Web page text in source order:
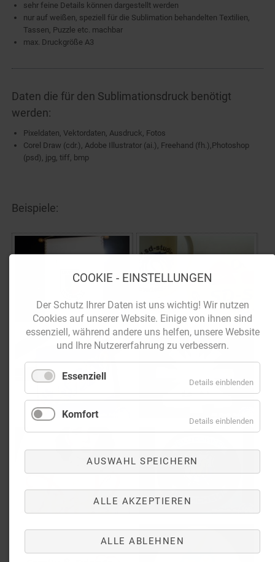
sehr feine Details können dargestellt werden
nur auf weißen, speziell für die Sublimation behandelten Textilien,
Tassen, Puzzle etc. machbar
max. Druckgröße A3
Daten die für den Sublimationsdruck benötigt
werden:
Pixeldaten, Vektordaten, Ausdruck, Fotos
Corel Draw (cdr.), Adobe Illustrator (ai.), Freehand (fh.),Photoshop
(psd), jpg, tiff, bmp
Beispiele:
COOKIE - EINSTELLUNGEN
Der Schutz Ihrer Daten ist uns wichtig! Wir nutzen
Cookies auf unserer Website. Einige von ihnen sind
essenziell, während andere uns helfen, unsere Website
und Ihre Nutzererfahrung zu verbessern.
Essenziell
Details einblenden
Komfort
Details einblenden
AUSWAHL SPEICHERN
ALLE AKZEPTIEREN
ALLE ABLEHNEN